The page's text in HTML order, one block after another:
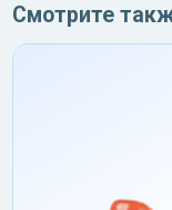
Смотрите